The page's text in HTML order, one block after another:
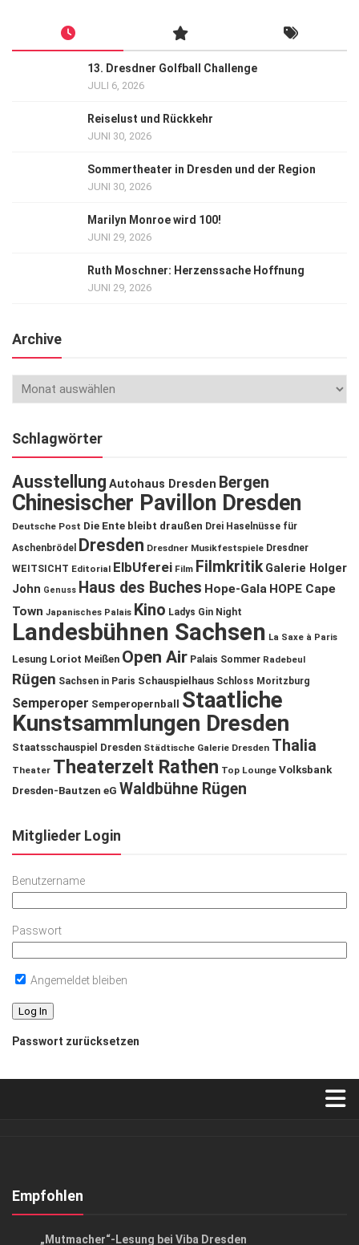
13. Dresdner Golfball Challenge
JULI 6, 2026
Reiselust und Rückkehr
JUNI 30, 2026
Sommertheater in Dresden und der Region
JUNI 30, 2026
Marilyn Monroe wird 100!
JUNI 29, 2026
Ruth Moschner: Herzenssache Hoffnung
JUNI 29, 2026
Archive
Schlagwörter
Ausstellung Autohaus Dresden Bergen
Chinesischer Pavillon Dresden
Deutsche Post Die Ente bleibt draußen Drei Haselnüsse für
Aschenbrödel Dresden Dresdner Musikfestspiele Dresdner
WEITSICHT Editorial ElbUferei Film Filmkritik Galerie Holger
John Genuss Haus des Buches Hope-Gala HOPE Cape
Town Japanisches Palais Kino Ladys Gin Night
Landesbühnen Sachsen La Saxe à Paris
Lesung Loriot Meißen Open Air Palais Sommer Radebeul
Rügen Sachsen in Paris Schauspielhaus Schloss Moritzburg
Semperoper Semperopernball
Staatliche
Kunstsammlungen Dresden
Staatsschauspiel Dresden Städtische Galerie Dresden Thalia
Theater Theaterzelt Rathen Top Lounge Volksbank
Dresden-Bautzen eG Waldbühne Rügen
Mitglieder Login
Benutzername
Passwort
Angemeldet bleiben
Passwort zurücksetzen
Kontakt, Impressum
Empfohlen
„Mutmacher“-Lesung bei Viba Dresden